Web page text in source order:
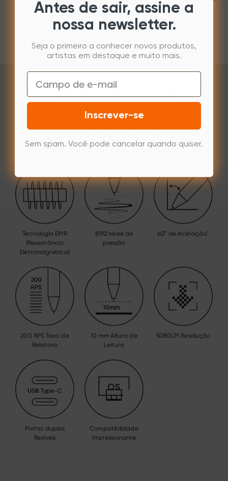
Principais recursos em
resumo
jornada de desenho!
Tecnologia EMR
(Ressonância
Eletromagnética)
8192 níveis de
pressão
60° de inclinação"
200 RPS Taxa de
Relatório
10 mm Altura de
Leitura
5080LPI Resolução
Portas duplas
flexíveis
Compatibilidade
Impressionante
Antes de sair, assine a
nossa newsletter.
Seja o primeiro a conhecer novos produtos,
artistas em destaque e muito mais.
Email
Inscrever-se
Sem spam. Você pode cancelar quando quiser.